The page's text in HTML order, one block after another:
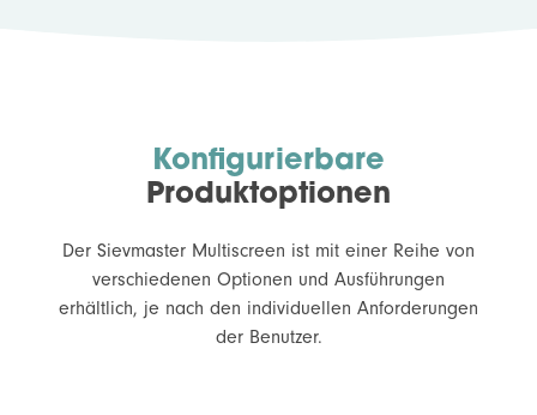
Konfigurierbare
Produktoptionen
Der Sievmaster Multiscreen ist mit einer Reihe von
verschiedenen Optionen und Ausführungen
erhältlich, je nach den individuellen Anforderungen
der Benutzer.